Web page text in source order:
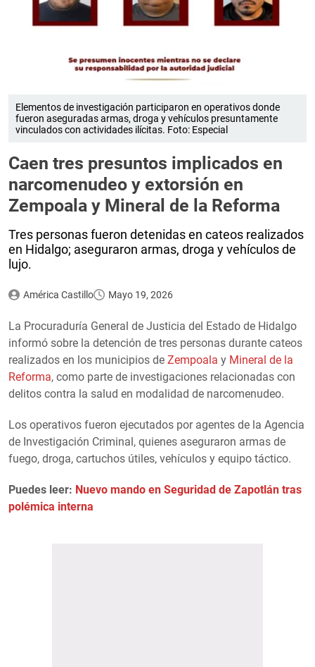
Elementos de investigación participaron en operativos donde
fueron aseguradas armas, droga y vehículos presuntamente
vinculados con actividades ilícitas. Foto: Especial
Caen tres presuntos implicados en
narcomenudeo y extorsión en
Zempoala y Mineral de la Reforma
Tres personas fueron detenidas en cateos realizados
en Hidalgo; aseguraron armas, droga y vehículos de
lujo.
América Castillo Mayo 19, 2026
La Procuraduría General de Justicia del Estado de Hidalgo
informó sobre la detención de tres personas durante cateos
realizados en los municipios de Zempoala y Mineral de la
Reforma, como parte de investigaciones relacionadas con
delitos contra la salud en modalidad de narcomenudeo.
Los operativos fueron ejecutados por agentes de la Agencia
de Investigación Criminal, quienes aseguraron armas de
fuego, droga, cartuchos útiles, vehículos y equipo táctico.
Puedes leer: Nuevo mando en Seguridad de Zapotlán tras
polémica interna